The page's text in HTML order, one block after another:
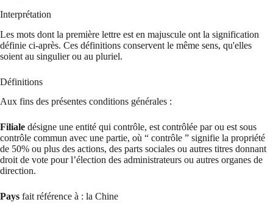
Interprétation
Les mots dont la première lettre est en majuscule ont la signification
définie ci-après. Ces définitions conservent le même sens, qu'elles
soient au singulier ou au pluriel.
Définitions
Aux fins des présentes conditions générales :
Filiale désigne une entité qui contrôle, est contrôlée par ou est sous
contrôle commun avec une partie, où “ contrôle ” signifie la propriété
de 50% ou plus des actions, des parts sociales ou autres titres donnant
droit de vote pour l’élection des administrateurs ou autres organes de
direction.
Pays fait référence à : la Chine